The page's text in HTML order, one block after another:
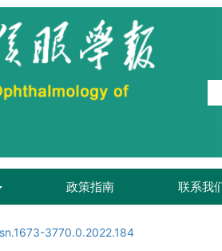
政策指南 联系我
3770.0.2022.184